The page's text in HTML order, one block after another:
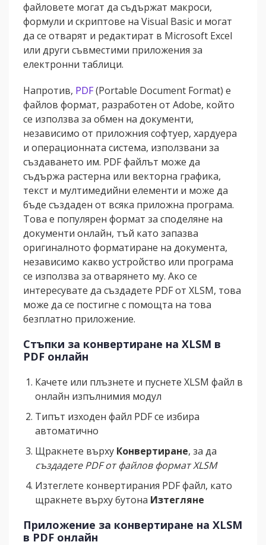
файловете могат да съдържат макроси,
формули и скриптове на Visual Basic и могат
да се отварят и редактират в Microsoft Excel
или други съвместими приложения за
електронни таблици.
Напротив, PDF(Portable Document Format) е
файлов формат, разработен от Adobe, който
се използва за обмен на документи,
независимо от приложния софтуер, хардуера
и операционната система, използвани за
създаването им. PDF файлът може да
съдържа растерна или векторна графика,
текст и мултимедийни елементи и може да
бъде създаден от всяка приложна програма.
Това е популярен формат за споделяне на
документи онлайн, тъй като запазва
оригиналното форматиране на документа,
независимо какво устройство или програма
се използва за отварянето му. Ако се
интересувате да създадете PDF от XLSM, това
може да се постигне с помощта на това
безплатно приложение.
Стъпки за конвертиране на XLSM в
PDF онлайн
Качете или плъзнете и пуснете XLSM файл в
онлайн изпълнимия модул
Типът изходен файл PDF се избира
автоматично
Щракнете върху Конвертиране, за да
създадете PDF от файлов формат XLSM
Изтеглете конвертирания PDF файл, като
щракнете върху бутона Изтегляне
Приложение за конвертиране на XLSM
в PDF онлайн